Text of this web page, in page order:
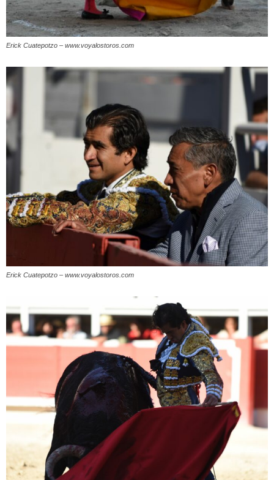
Erick Cuatepotzo – www.voyalostoros.com
Erick Cuatepotzo – www.voyalostoros.com